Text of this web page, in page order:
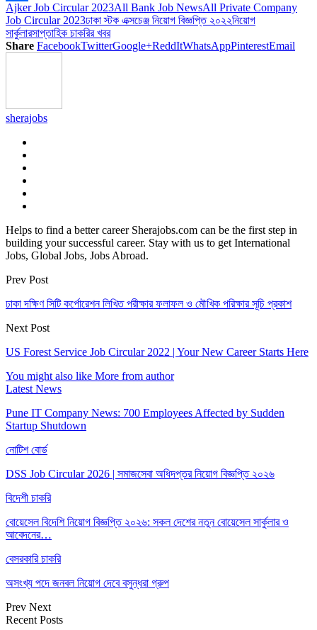
Link
Share
Ajker Job Circular 2023All Bank Job NewsAll Private Company
Job Circular 2023ঢাকা স্টক এক্সচেঞ্জ নিয়োগ বিজ্ঞপ্তি ২০২২নিয়োগ
সার্কুলারসাপ্তাহিক চাকরির খবর
Share FacebookTwitterGoogle+ReddItWhatsAppPinterestEmail
sherajobs
Helps to find a better career Sherajobs.com can be the first step in
building your successful career. Stay with us to get International
Jobs, Global Jobs, Jobs Abroad.
Prev Post
ঢাকা দক্ষিণ সিটি কর্পোরেশন লিখিত পরীক্ষার ফলাফল ও মৌখিক পরিক্ষার সূচি প্রকাশ
Next Post
US Forest Service Job Circular 2022 | Your New Career Starts Here
You might also like More from author
Latest News
Pune IT Company News: 700 Employees Affected by Sudden
Startup Shutdown
নোটিশ বোর্ড
DSS Job Circular 2026 | সমাজসেবা অধিদপ্তর নিয়োগ বিজ্ঞপ্তি ২০২৬
বিদেশী চাকরি
বোয়েসেল বিদেশি নিয়োগ বিজ্ঞপ্তি ২০২৬: সকল দেশের নতুন বোয়েসেল সার্কুলার ও
আবেদনের…
বেসরকারি চাকরি
অসংখ্য পদে জনবল নিয়োগ দেবে বসুন্ধরা গ্রুপ
Prev Next
Recent Posts